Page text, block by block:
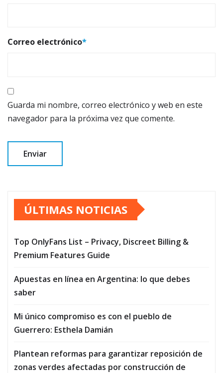
Correo electrónico*
Guarda mi nombre, correo electrónico y web en este
navegador para la próxima vez que comente.
ÚLTIMAS NOTICIAS
Top OnlyFans List – Privacy, Discreet Billing &
Premium Features Guide
Apuestas en línea en Argentina: lo que debes
saber
Mi único compromiso es con el pueblo de
Guerrero: Esthela Damián
Plantean reformas para garantizar reposición de
zonas verdes afectadas por construcción de